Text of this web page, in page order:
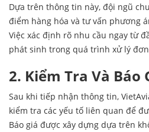
Dựa trên thông tin này, đội ngũ
điểm hàng hóa và tư vấn phương
Việc xác định rõ nhu cầu ngay từ
phát sinh trong quá trình xử lý
2. Kiểm Tra Và Báo
Sau khi tiếp nhận thông tin,
kiểm tra các yếu tố liên quan để
Báo giá được xây dựng dựa trên